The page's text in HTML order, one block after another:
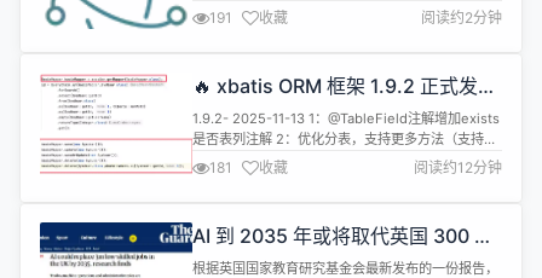
Chromium，被 Atom 编辑器和许多其他应用程序使
用。Electron 兼容 Mac、Windows 和 Linux，可
以构建出三个平台的应用程序。 Electron v39.2.4
191 收藏 阅读约2分钟
🔥 xbatis ORM 框架 1.9.2 正式发
布，一款最好用的基于 mybatis 的
ORM 框架！！
1.9.2- 2025-11-13 1：@TableField注解增加exists
是否表列注解 2：优化分表，支持更多方法（支持非
表字段进行表分隔） 3：mapper.select selectList
原生sql查询方法 支持pagehelper 4：修复乐观不自
增问题 5：完善文档，让AI更好的搜索和接入xbatis
181 收藏 阅读约12分钟
AI 到 2035 年或将取代英国 300 万
个低技能岗位
根据英国国家教育研究基金会最新发布的一份报告，